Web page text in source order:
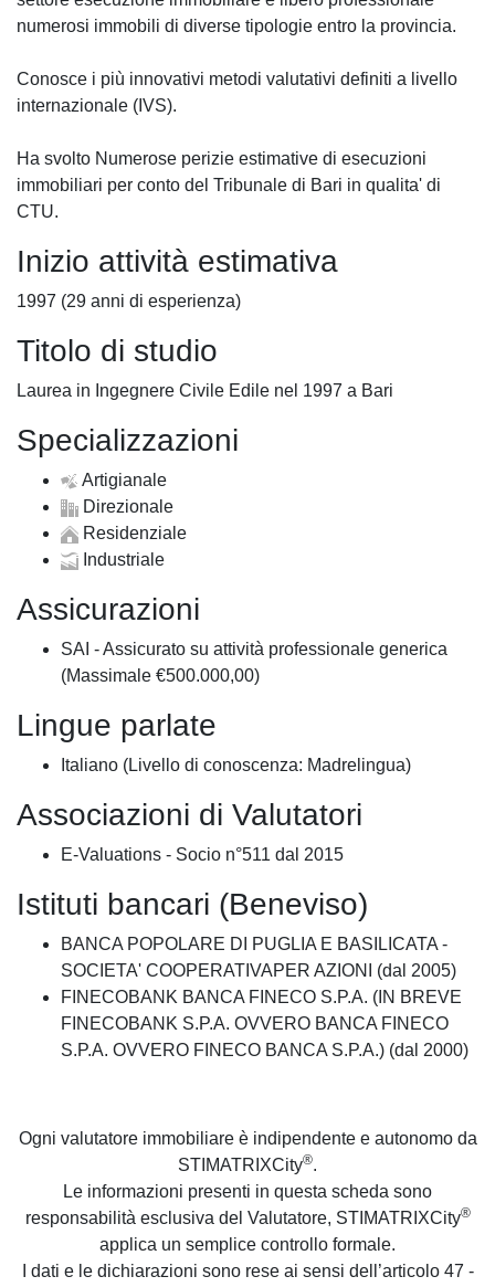
numerosi immobili di diverse tipologie entro la provincia.
Conosce i più innovativi metodi valutativi definiti a livello
internazionale (IVS).
Ha svolto Numerose perizie estimative di esecuzioni
immobiliari per conto del Tribunale di Bari in qualita' di
CTU.
Inizio attività estimativa
1997 (29 anni di esperienza)
Titolo di studio
Laurea in Ingegnere Civile Edile nel 1997 a Bari
Specializzazioni
Artigianale
Direzionale
Residenziale
Industriale
Assicurazioni
SAI - Assicurato su attività professionale generica
(Massimale €500.000,00)
Lingue parlate
Italiano (Livello di conoscenza: Madrelingua)
Associazioni di Valutatori
E-Valuations - Socio n°511 dal 2015
Istituti bancari (Beneviso)
BANCA POPOLARE DI PUGLIA E BASILICATA -
SOCIETA' COOPERATIVAPER AZIONI (dal 2005)
FINECOBANK BANCA FINECO S.P.A. (IN BREVE
FINECOBANK S.P.A. OVVERO BANCA FINECO
S.P.A. OVVERO FINECO BANCA S.P.A.) (dal 2000)
Ogni valutatore immobiliare è indipendente e autonomo da
STIMATRIXCity®.
Le informazioni presenti in questa scheda sono
responsabilità esclusiva del Valutatore, STIMATRIXCity®
applica un semplice controllo formale.
I dati e le dichiarazioni sono rese ai sensi dell’articolo 47 -